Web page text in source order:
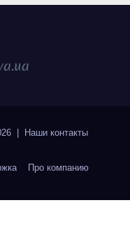
| Наши контакты
Про компанию